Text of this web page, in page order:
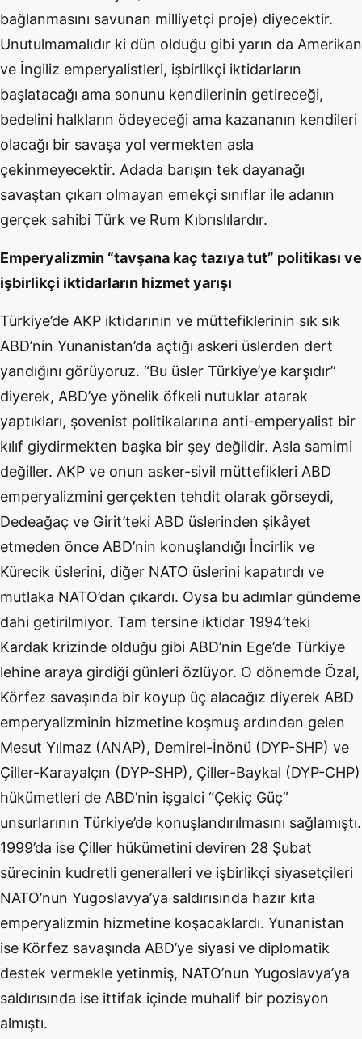
bağlanmasını savunan milliyetçi proje) diyecektir.
Unutulmamalıdır ki dün olduğu gibi yarın da Amerikan
ve İngiliz emperyalistleri, işbirlikçi iktidarların
başlatacağı ama sonunu kendilerinin getireceği,
bedelini halkların ödeyeceği ama kazananın kendileri
olacağı bir savaşa yol vermekten asla
çekinmeyecektir. Adada barışın tek dayanağı
savaştan çıkarı olmayan emekçi sınıflar ile adanın
gerçek sahibi Türk ve Rum Kıbrıslılardır.
Emperyalizmin “tavşana kaç tazıya tut” politikası ve
işbirlikçi iktidarların hizmet yarışı
Türkiye’de AKP iktidarının ve müttefiklerinin sık sık
ABD’nin Yunanistan’da açtığı askeri üslerden dert
yandığını görüyoruz. “Bu üsler Türkiye’ye karşıdır”
diyerek, ABD’ye yönelik öfkeli nutuklar atarak
yaptıkları, şovenist politikalarına anti-emperyalist bir
kılıf giydirmekten başka bir şey değildir. Asla samimi
değiller. AKP ve onun asker-sivil müttefikleri ABD
emperyalizmini gerçekten tehdit olarak görseydi,
Dedeağaç ve Girit’teki ABD üslerinden şikâyet
etmeden önce ABD’nin konuşlandığı İncirlik ve
Kürecik üslerini, diğer NATO üslerini kapatırdı ve
mutlaka NATO’dan çıkardı. Oysa bu adımlar gündeme
dahi getirilmiyor. Tam tersine iktidar 1994’teki
Kardak krizinde olduğu gibi ABD’nin Ege’de Türkiye
lehine araya girdiği günleri özlüyor. O dönemde Özal,
Körfez savaşında bir koyup üç alacağız diyerek ABD
emperyalizminin hizmetine koşmuş ardından gelen
Mesut Yılmaz (ANAP), Demirel-İnönü (DYP-SHP) ve
Çiller-Karayalçın (DYP-SHP), Çiller-Baykal (DYP-CHP)
hükümetleri de ABD’nin işgalci “Çekiç Güç”
unsurlarının Türkiye’de konuşlandırılmasını sağlamıştı.
1999’da ise Çiller hükümetini deviren 28 Şubat
sürecinin kudretli generalleri ve işbirlikçi siyasetçileri
NATO’nun Yugoslavya’ya saldırısında hazır kıta
emperyalizmin hizmetine koşacaklardı. Yunanistan
ise Körfez savaşında ABD’ye siyasi ve diplomatik
destek vermekle yetinmiş, NATO’nun Yugoslavya’ya
saldırısında ise ittifak içinde muhalif bir pozisyon
almıştı.